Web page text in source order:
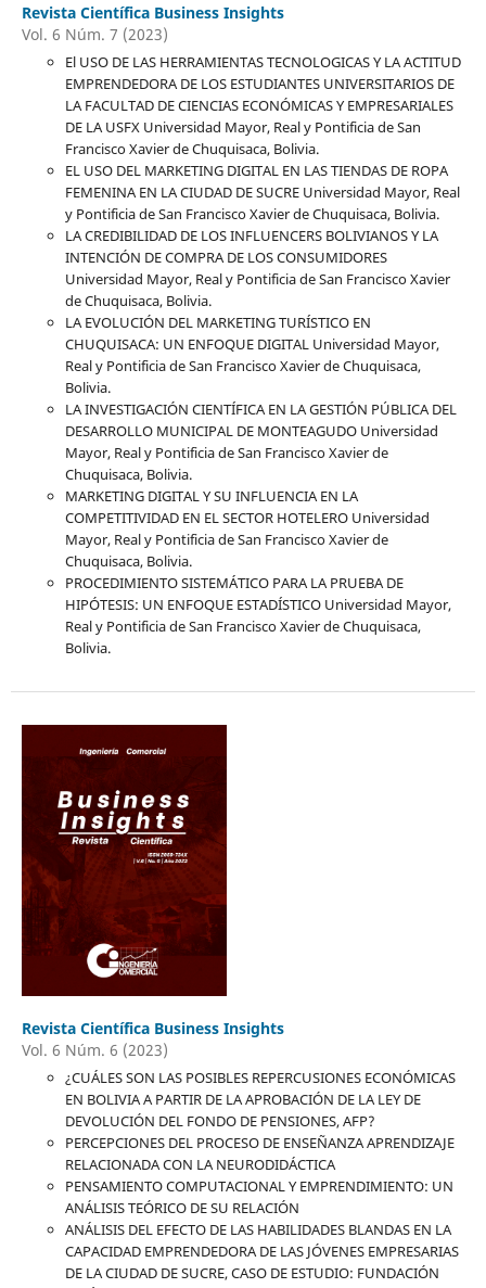
Revista Científica Business Insights
Vol. 6 Núm. 7 (2023)
El USO DE LAS HERRAMIENTAS TECNOLOGICAS Y LA ACTITUD
EMPRENDEDORA DE LOS ESTUDIANTES UNIVERSITARIOS DE
LA FACULTAD DE CIENCIAS ECONÓMICAS Y EMPRESARIALES
DE LA USFX Universidad Mayor, Real y Pontificia de San
Francisco Xavier de Chuquisaca, Bolivia.
EL USO DEL MARKETING DIGITAL EN LAS TIENDAS DE ROPA
FEMENINA EN LA CIUDAD DE SUCRE Universidad Mayor, Real
y Pontificia de San Francisco Xavier de Chuquisaca, Bolivia.
LA CREDIBILIDAD DE LOS INFLUENCERS BOLIVIANOS Y LA
INTENCIÓN DE COMPRA DE LOS CONSUMIDORES
Universidad Mayor, Real y Pontificia de San Francisco Xavier
de Chuquisaca, Bolivia.
LA EVOLUCIÓN DEL MARKETING TURÍSTICO EN
CHUQUISACA: UN ENFOQUE DIGITAL Universidad Mayor,
Real y Pontificia de San Francisco Xavier de Chuquisaca,
Bolivia.
LA INVESTIGACIÓN CIENTÍFICA EN LA GESTIÓN PÚBLICA DEL
DESARROLLO MUNICIPAL DE MONTEAGUDO Universidad
Mayor, Real y Pontificia de San Francisco Xavier de
Chuquisaca, Bolivia.
MARKETING DIGITAL Y SU INFLUENCIA EN LA
COMPETITIVIDAD EN EL SECTOR HOTELERO Universidad
Mayor, Real y Pontificia de San Francisco Xavier de
Chuquisaca, Bolivia.
PROCEDIMIENTO SISTEMÁTICO PARA LA PRUEBA DE
HIPÓTESIS: UN ENFOQUE ESTADÍSTICO Universidad Mayor,
Real y Pontificia de San Francisco Xavier de Chuquisaca,
Bolivia.
Revista Científica Business Insights
Vol. 6 Núm. 6 (2023)
¿CUÁLES SON LAS POSIBLES REPERCUSIONES ECONÓMICAS
EN BOLIVIA A PARTIR DE LA APROBACIÓN DE LA LEY DE
DEVOLUCIÓN DEL FONDO DE PENSIONES, AFP?
PERCEPCIONES DEL PROCESO DE ENSEÑANZA APRENDIZAJE
RELACIONADA CON LA NEURODIDÁCTICA
PENSAMIENTO COMPUTACIONAL Y EMPRENDIMIENTO: UN
ANÁLISIS TEÓRICO DE SU RELACIÓN
ANÁLISIS DEL EFECTO DE LAS HABILIDADES BLANDAS EN LA
CAPACIDAD EMPRENDEDORA DE LAS JÓVENES EMPRESARIAS
DE LA CIUDAD DE SUCRE, CASO DE ESTUDIO: FUNDACIÓN